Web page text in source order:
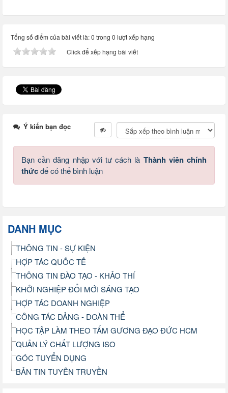
Tổng số điểm của bài viết là: 0 trong 0 lượt xếp hạng
Click để xếp hạng bài viết
Ý kiến bạn đọc
Bạn cần đăng nhập với tư cách là Thành viên chính
thứcđể có thể bình luận
DANH MỤC
THÔNG TIN - SỰ KIỆN
HỢP TÁC QUỐC TẾ
THÔNG TIN ĐÀO TẠO - KHẢO THÍ
KHỞI NGHIỆP ĐỔI MỚI SÁNG TẠO
HỢP TÁC DOANH NGHIỆP
CÔNG TÁC ĐẢNG - ĐOÀN THỂ
HỌC TẬP LÀM THEO TẤM GƯƠNG ĐẠO ĐỨC HCM
QUẢN LÝ CHẤT LƯỢNG ISO
GÓC TUYỂN DỤNG
BẢN TIN TUYÊN TRUYỀN